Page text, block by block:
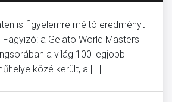
is figyelemre méltó eredményt
Fagyizó: a Gelato World Masters
a világ 100 legjobb
közé került, a […]